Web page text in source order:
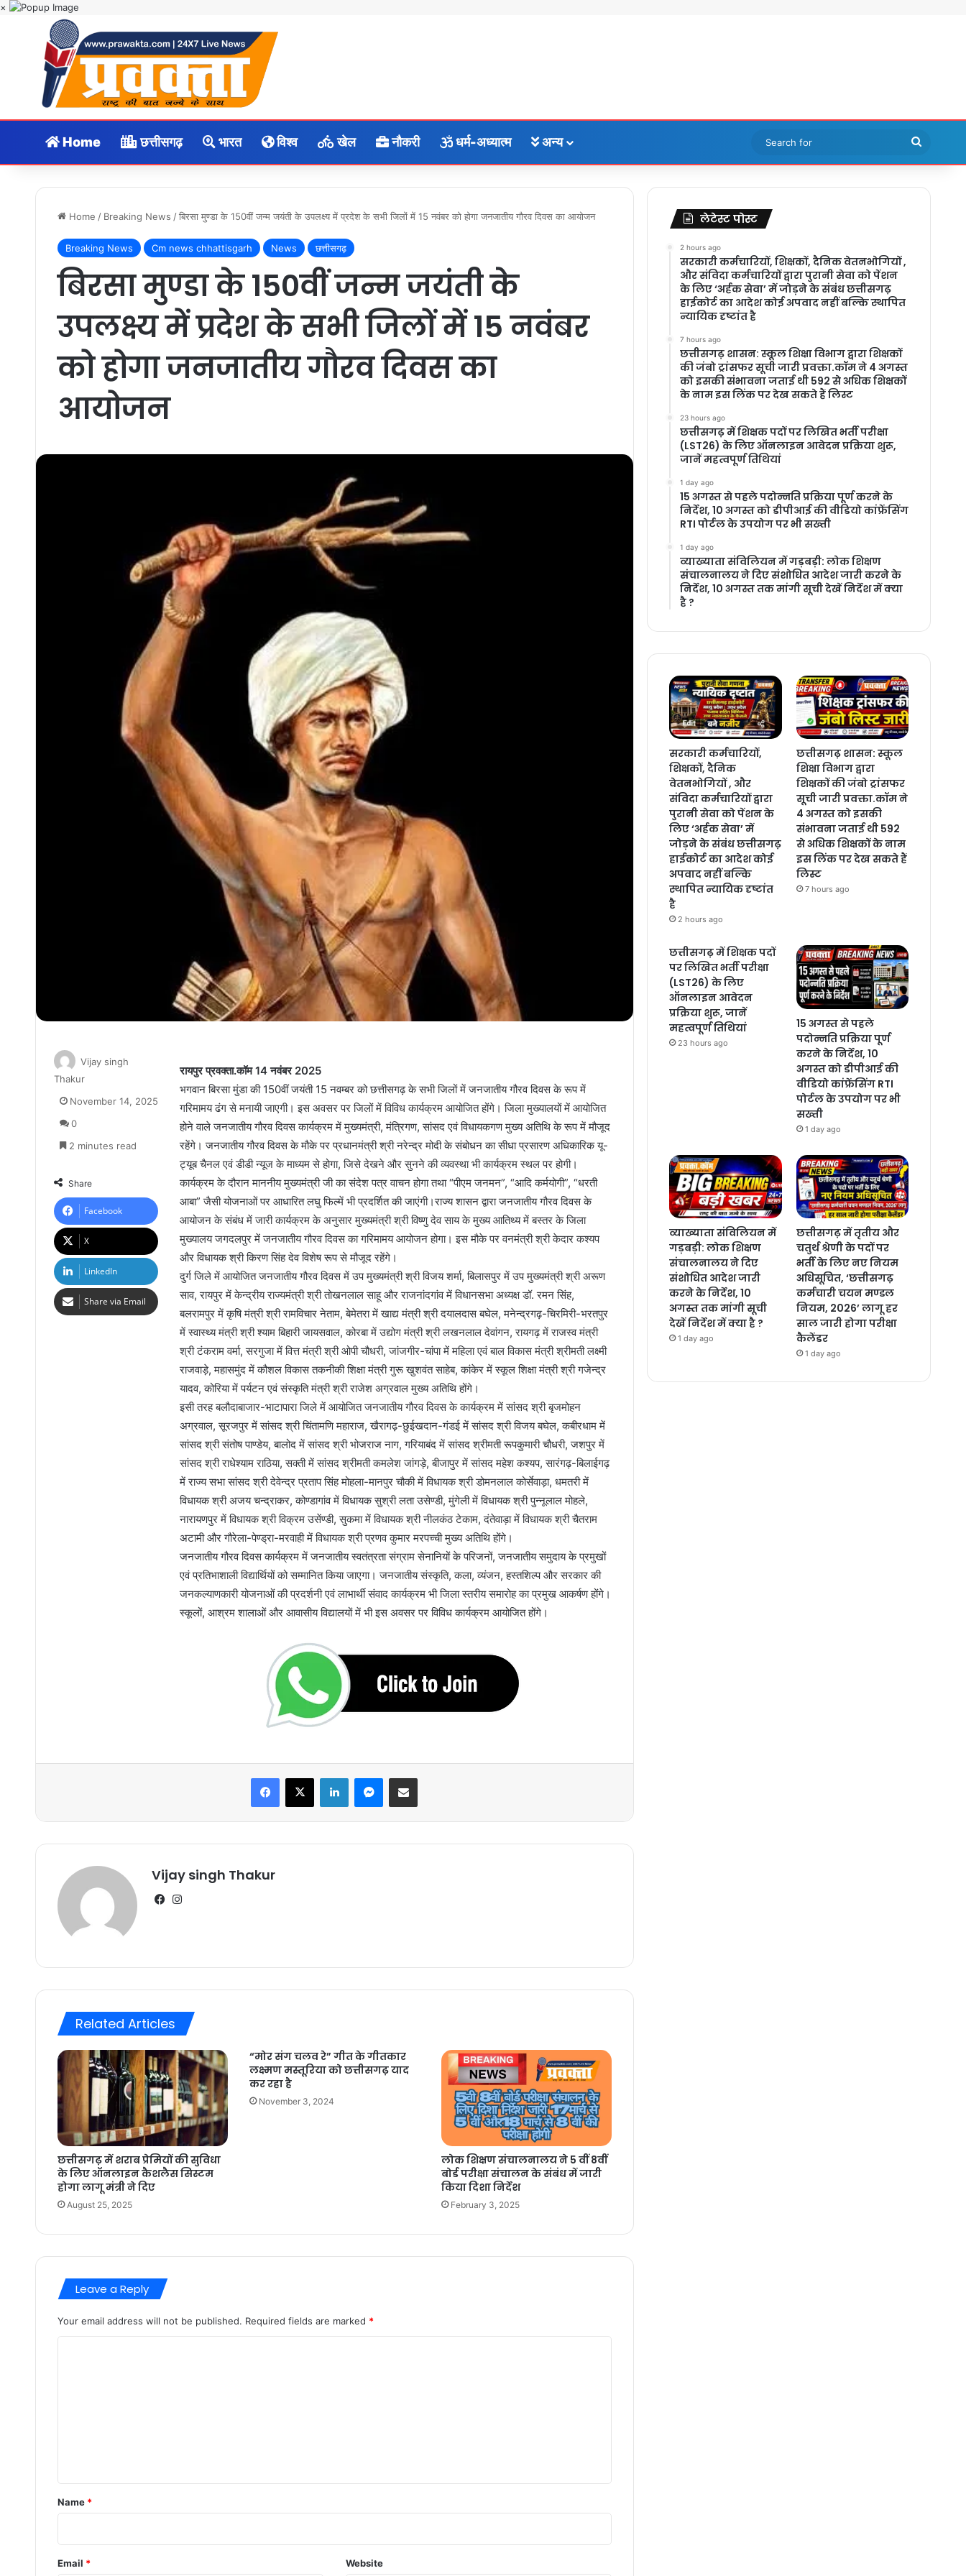
×
Home छत्तीसगढ़ भारत विश्व खेल नौकरी धर्म-अध्यात्म अन्य
Search
for
Home / Breaking News / बिरसा मुण्डा के 150वीं जन्म जयंती के उपलक्ष्य में प्रदेश के सभी जिलों में 15 नवंबर को होगा जनजातीय गौरव दिवस का आयोजन
Breaking News Cm news chhattisgarh News छत्तीसगढ़
बिरसा मुण्डा के 150वीं जन्म जयंती के
उपलक्ष्य में प्रदेश के सभी जिलों में 15 नवंबर
को होगा जनजातीय गौरव दिवस का
आयोजन
रायपुर प्रवक्ता.कॉम 14 नवंबर 2025
भगवान बिरसा मुंडा की 150वीं जयंती 15 नवम्बर को छत्तीसगढ़ के सभी जिलों में जनजातीय गौरव दिवस के रूप में
गरिमामय ढंग से मनायी जाएगी। इस अवसर पर जिलों में विविध कार्यक्रम आयोजित होंगे। जिला मुख्यालयों में आयोजित
होने वाले जनजातीय गौरव दिवस कार्यक्रम में मुख्यमंत्री, मंत्रिगण, सांसद एवं विधायकगण मुख्य अतिथि के रूप में मौजूद
रहेंगे। जनजातीय गौरव दिवस के मौके पर प्रधानमंत्री श्री नरेन्द्र मोदी के संबोधन का सीधा प्रसारण अधिकारिक यू-
ट्यूब चैनल एवं डीडी न्यूज के माध्यम से होगा, जिसे देखने और सुनने की व्यवस्था भी कार्यक्रम स्थल पर होगी।
कार्यक्रम के दौरान माननीय मुख्यमंत्री जी का संदेश पत्र वाचन होगा तथा “पीएम जनमन”, “आदि कर्मयोगी”, “धरती
आबा” जैसी योजनाओं पर आधारित लघु फिल्में भी प्रदर्शित की जाएंगी।राज्य शासन द्वारा जनजातीय गौरव दिवस के
आयोजन के संबंध में जारी कार्यक्रम के अनुसार मुख्यमंत्री श्री विष्णु देव साय के मुख्य आतिथ्य में बस्तर के जिला
मुख्यालय जगदलपुर में जनजातीय गौरव दिवस का गरिमामय आयोजन होगा। इस मौके पर वनमंत्री श्री केदार कश्यप
और विधायक श्री किरण सिंह देव विशेष रूप से मौजूद रहेंगे।
दुर्ग जिले में आयोजित जनजातीय गौरव दिवस में उप मुख्यमंत्री श्री विजय शर्मा, बिलासपुर में उप मुख्यमंत्री श्री अरूण
साव, रायपुर में केन्द्रीय राज्यमंत्री श्री तोखनलाल साहू और राजनांदगांव में विधानसभा अध्यक्ष डॉ. रमन सिंह,
बलरामपुर में कृषि मंत्री श्री रामविचार नेताम, बेमेतरा में खाद्य मंत्री श्री दयालदास बघेल, मनेन्द्रगढ़-चिरमिरी-भरतपुर
में स्वास्थ्य मंत्री श्री श्याम बिहारी जायसवाल, कोरबा में उद्योग मंत्री श्री लखनलाल देवांगन, रायगढ़ में राजस्व मंत्री
श्री टंकराम वर्मा, सरगुजा में वित्त मंत्री श्री ओपी चौधरी, जांजगीर-चांपा में महिला एवं बाल विकास मंत्री श्रीमती लक्ष्मी
राजवाड़े, महासमुंद में कौशल विकास तकनीकी शिक्षा मंत्री गुरू खुशवंत साहेब, कांकेर में स्कूल शिक्षा मंत्री श्री गजेन्द्र
यादव, कोरिया में पर्यटन एवं संस्कृति मंत्री श्री राजेश अग्रवाल मुख्य अतिथि होंगे।
इसी तरह बलौदाबाजार-भाटापारा जिले में आयोजित जनजातीय गौरव दिवस के कार्यक्रम में सांसद श्री बृजमोहन
अग्रवाल, सूरजपुर में सांसद श्री चिंतामणि महाराज, खैरागढ़-छुईखदान-गंडई में सांसद श्री विजय बघेल, कबीरधाम में
सांसद श्री संतोष पाण्डेय, बालोद में सांसद श्री भोजराज नाग, गरियाबंद में सांसद श्रीमती रूपकुमारी चौधरी, जशपुर में
सांसद श्री राधेश्याम राठिया, सक्ती में सांसद श्रीमती कमलेश जांगड़े, बीजापुर में सांसद महेश कश्यप, सारंगढ़-बिलाईगढ़
में राज्य सभा सांसद श्री देवेन्द्र प्रताप सिंह मोहला-मानपुर चौकी में विधायक श्री डोमनलाल कोर्सेवाड़ा, धमतरी में
विधायक श्री अजय चन्द्राकर, कोण्डागांव में विधायक सुश्री लता उसेण्डी, मुंगेली में विधायक श्री पुन्नूलाल मोहले,
नारायणपुर में विधायक श्री विक्रम उसेंण्डी, सुकमा में विधायक श्री नीलकंठ टेकाम, दंतेवाड़ा में विधायक श्री चैतराम
अटामी और गौरेला-पेण्ड्रा-मरवाही में विधायक श्री प्रणव कुमार मरपच्ची मुख्य अतिथि होंगे।
जनजातीय गौरव दिवस कार्यक्रम में जनजातीय स्वतंत्रता संग्राम सेनानियों के परिजनों, जनजातीय समुदाय के प्रमुखों
एवं प्रतिभाशाली विद्यार्थियों को सम्मानित किया जाएगा। जनजातीय संस्कृति, कला, व्यंजन, हस्तशिल्प और सरकार की
जनकल्याणकारी योजनाओं की प्रदर्शनी एवं लाभार्थी संवाद कार्यक्रम भी जिला स्तरीय समारोह का प्रमुख आकर्षण होंगे।
स्कूलों, आश्रम शालाओं और आवासीय विद्यालयों में भी इस अवसर पर विविध कार्यक्रम आयोजित होंगे।
Vijay singh
Thakur
November 14, 2025
0
2 minutes read
Share
Facebook
X
LinkedIn
Share via Email
Facebook
X LinkedInMessenger
Share via Email
Vijay singh Thakur
Facebook
Related Articles
छत्तीसगढ़ में शराब प्रेमियों की सुविधा
के लिए ऑनलाइन कैशलैस सिस्टम
होगा लागू मंत्री ने दिए
August 25, 2025
“मोर संग चलव रे” गीत के गीतकार
लक्ष्मण मस्तूरिया को छत्तीसगढ़ याद
कर रहा है
November 3, 2024
लोक शिक्षण संचालनालय ने 5 वीं 8वीं
बोर्ड परीक्षा संचालन के संबंध में जारी
किया दिशा निर्देश
February 3, 2025
Leave a Reply
Your email address will not be published. Required fields are marked *
*
Name *
Email * Website
लेटेस्ट पोस्ट
2 hours ago
सरकारी कर्मचारियों, शिक्षकों, दैनिक वेतनभोगियों ,
और संविदा कर्मचारियों द्वारा पुरानी सेवा को पेंशन
के लिए ‘अर्हक सेवा’ में जोड़ने के संबंध छत्तीसगढ़
हाईकोर्ट का आदेश कोई अपवाद नहीं बल्कि स्थापित
न्यायिक दृष्टांत है
7 hours ago
छत्तीसगढ़ शासन: स्कूल शिक्षा विभाग द्वारा शिक्षकों
की जंबो ट्रांसफर सूची जारी प्रवक्ता.कॉम ने 4 अगस्त
को इसकी संभावना जताई थी 592 से अधिक शिक्षकों
के नाम इस लिंक पर देख सकते हैं लिस्ट
23 hours ago
छत्तीसगढ़ में शिक्षक पदों पर लिखित भर्ती परीक्षा
(LST26) के लिए ऑनलाइन आवेदन प्रक्रिया शुरू,
जानें महत्वपूर्ण तिथियां
1 day ago
15 अगस्त से पहले पदोन्नति प्रक्रिया पूर्ण करने के
निर्देश, 10 अगस्त को डीपीआई की वीडियो कांफ्रेंसिंग
RTI पोर्टल के उपयोग पर भी सख्ती
1 day ago
​व्याख्याता संविलियन में गड़बड़ी: लोक शिक्षण
संचालनालय ने दिए संशोधित आदेश जारी करने के
निर्देश, 10 अगस्त तक मांगी सूची देखें निर्देश में क्या
है ?
सरकारी कर्मचारियों,
शिक्षकों, दैनिक
वेतनभोगियों , और
संविदा कर्मचारियों द्वारा
पुरानी सेवा को पेंशन के
लिए ‘अर्हक सेवा’ में
जोड़ने के संबंध छत्तीसगढ़
हाईकोर्ट का आदेश कोई
अपवाद नहीं बल्कि
स्थापित न्यायिक दृष्टांत
है
2 hours ago
छत्तीसगढ़ शासन: स्कूल
शिक्षा विभाग द्वारा
शिक्षकों की जंबो ट्रांसफर
सूची जारी प्रवक्ता.कॉम ने
4 अगस्त को इसकी
संभावना जताई थी 592
से अधिक शिक्षकों के नाम
इस लिंक पर देख सकते हैं
लिस्ट
7 hours ago
छत्तीसगढ़ में शिक्षक पदों
पर लिखित भर्ती परीक्षा
(LST26) के लिए
ऑनलाइन आवेदन
प्रक्रिया शुरू, जानें
महत्वपूर्ण तिथियां
23 hours ago
15 अगस्त से पहले
पदोन्नति प्रक्रिया पूर्ण
करने के निर्देश, 10
अगस्त को डीपीआई की
वीडियो कांफ्रेंसिंग RTI
पोर्टल के उपयोग पर भी
सख्ती
1 day ago
​
व्याख्याता संविलियन में
गड़बड़ी: लोक शिक्षण
संचालनालय ने दिए
संशोधित आदेश जारी
करने के निर्देश, 10
अगस्त तक मांगी सूची
देखें निर्देश में क्या है ?
1 day ago
छत्तीसगढ़ में तृतीय और
चतुर्थ श्रेणी के पदों पर
भर्ती के लिए नए नियम
अधिसूचित, ‘छत्तीसगढ़
कर्मचारी चयन मण्डल
नियम, 2026’ लागू हर
साल जारी होगा परीक्षा
कैलेंडर
1 day ago